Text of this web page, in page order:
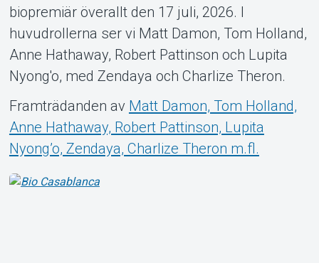
Om Tickster
biopremiär överallt den 17 juli, 2026. I
huvudrollerna ser vi Matt Damon, Tom Holland,
Anne Hathaway, Robert Pattinson och Lupita
Nyong'o, med Zendaya och Charlize Theron.
Framträdanden av Matt Damon, Tom Holland,
Anne Hathaway, Robert Pattinson, Lupita
Nyong’o, Zendaya, Charlize Theron m.fl.